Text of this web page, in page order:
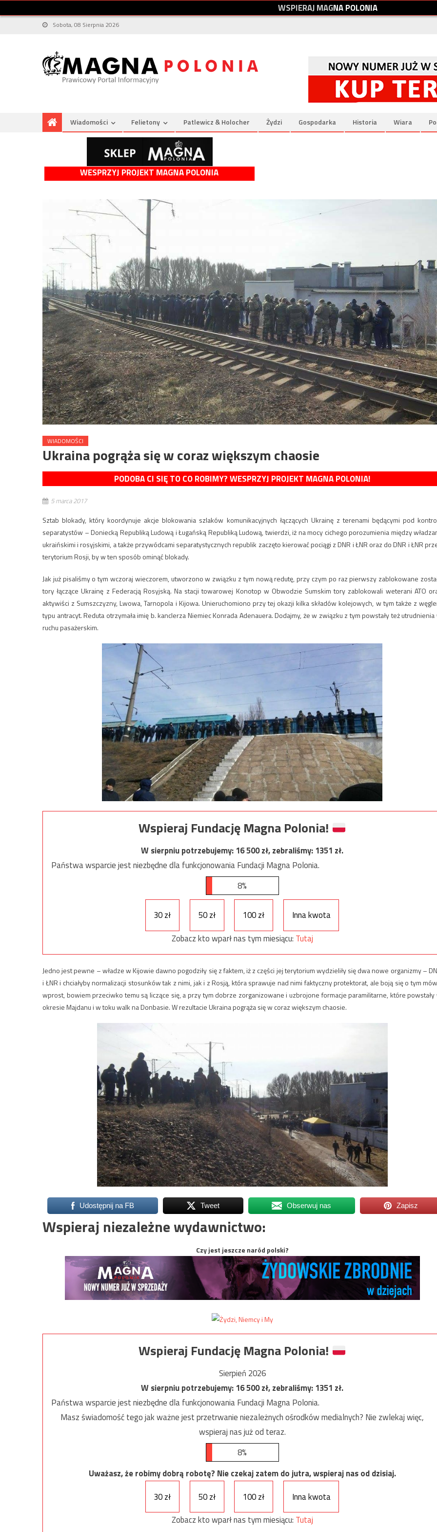
WSPIERAJMAGNAPOLONIA
Sobota, 08 Sierpnia 2026
Wiadomości Felietony Patlewicz & Holocher Żydzi Gospodarka Historia Wiara
WESPRZYJ PROJEKT MAGNA POLONIA
WIADOMOŚCI
Ukraina pogrąża się w coraz większym chaosie
PODOBA CI SIĘ TO CO ROBIMY? WESPRZYJ PROJEKT MAGNA POLONIA!
5 marca 2017
Sztab blokady, który koordynuje akcje blokowania szlaków komunikacyjnych łączących Ukrainę z terenami będącymi pod
separatystów – Doniecką Republiką Ludową i Ługańską Republiką Ludową, twierdzi, iż na mocy cichego porozumienia między
ukraińskimi i rosyjskimi, a także przywódcami separatystycznych republik zaczęto kierować pociągi z DNR i ŁNR oraz do DNR i ŁNR
terytorium Rosji, by w ten sposób ominąć blokady.
Jak już pisaliśmy o tym wczoraj wieczorem, utworzono w związku z tym nową redutę, przy czym po raz pierwszy zablokowane
tory łączące Ukrainę z Federacją Rosyjską. Na stacji towarowej Konotop w Obwodzie Sumskim tory zablokowali weterani ATO
aktywiści z Sumszczyzny, Lwowa, Tarnopola i Kijowa. Unieruchomiono przy tej okazji kilka składów kolejowych, w tym także z
typu antracyt. Reduta otrzymała imię b. kanclerza Niemiec Konrada Adenauera. Dodajmy, że w związku z tym powstały też utrudnienia
ruchu pasażerskim.
Wspieraj Fundację Magna Polonia!
W sierpniu potrzebujemy:16 500zł, zebraliśmy:1351 zł.
Państwa wsparcie jest niezbędne dla funkcjonowania Fundacji Magna Polonia.
8%
30 zł 50 zł 100 zł
Inna kwota
Zobacz kto wparł nas tym miesiącu: Tutaj
Jedno jest pewne – władze w Kijowie dawno pogodziły się z faktem, iż z części jej terytorium wydzieliły się dwa nowe organizmy –
i ŁNR i chciałyby normalizacji stosunków tak z nimi, jak i z Rosją, która sprawuje nad nimi faktyczny protektorat, ale boją się o tym
wprost, bowiem przeciwko temu są liczące się, a przy tym dobrze zorganizowane i uzbrojone formacje paramilitarne, które powstały
okresie Majdanu i w toku walk na Donbasie. W rezultacie Ukraina pogrąża się w coraz większym chaosie.
Udostępnij na FB Tweet Obserwuj nas Zapisz
Wspieraj niezależne wydawnictwo:
Czy jest jeszcze naród polski?
Wspieraj Fundację Magna Polonia!
Sierpień 2026
W sierpniu potrzebujemy:16 500zł, zebraliśmy:1351 zł.
Państwa wsparcie jest niezbędne dla funkcjonowania Fundacji Magna Polonia.
Masz świadomość tego jak ważne jest przetrwanie niezależnych ośrodków medialnych? Nie zwlekaj więc,
wspieraj nas już od teraz.
8%
Uważasz, że robimy dobrą robotę? Nie czekaj zatem do jutra, wspieraj nas od dzisiaj.
30 zł
50 zł 100 zł
Inna kwota
Zobacz kto wparł nas tym miesiącu: Tutaj